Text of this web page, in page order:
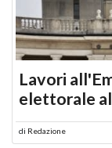
Lavori
elettorale
di Redazione